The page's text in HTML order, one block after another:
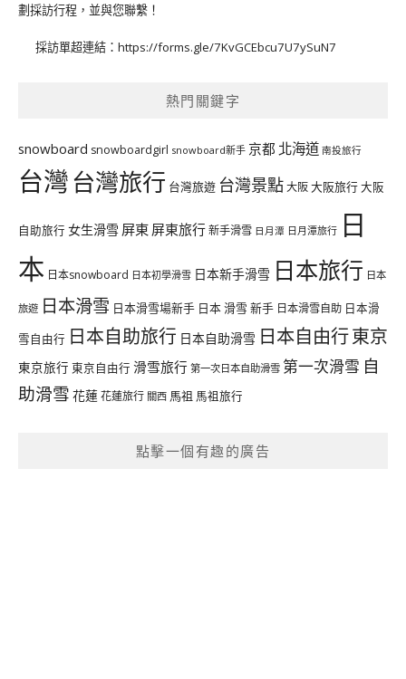
劃採訪行程，並與您聯繫！
採訪單超連結： https://forms.gle/7KvGCEbcu7U7ySuN7
熱門關鍵字
snowboard snowboardgirl snowboard新手 京都 北海道 南投旅行
台灣台灣旅行 台灣旅遊 台灣景點大阪大阪旅行大阪
自助旅行 女生滑雪 屏東 屏東旅行新手滑雪 日月潭 日月潭旅行 日
本 日本snowboard 日本初學滑雪 日本新手滑雪 日本旅行 日本
旅遊 日本滑雪 日本滑雪場新手 日本 滑雪 新手 日本滑雪自助 日本滑
雪自由行 日本自助旅行 日本自助滑雪 日本自由行東京
東京旅行 東京自由行 滑雪旅行 第一次日本自助滑雪 第一次滑雪 自
助滑雪 花蓮花蓮旅行 關西 馬祖 馬祖旅行
點擊一個有趣的廣告